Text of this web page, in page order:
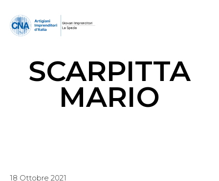
SCARPITTA
MARIO
18 Ottobre 2021